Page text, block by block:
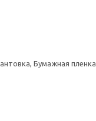
Бумажная пленка